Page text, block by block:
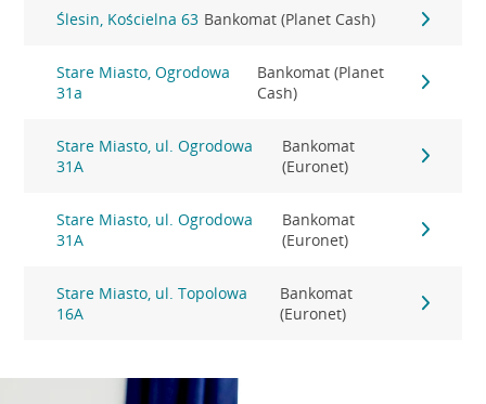
Ślesin, Kościelna 63 Bankomat (Planet Cash)
Stare Miasto, Ogrodowa
31a
Bankomat (Planet
Cash)
Stare Miasto, ul. Ogrodowa
31A
Bankomat
(Euronet)
Stare Miasto, ul. Ogrodowa
31A
Bankomat
(Euronet)
Stare Miasto, ul. Topolowa
16A
Bankomat
(Euronet)